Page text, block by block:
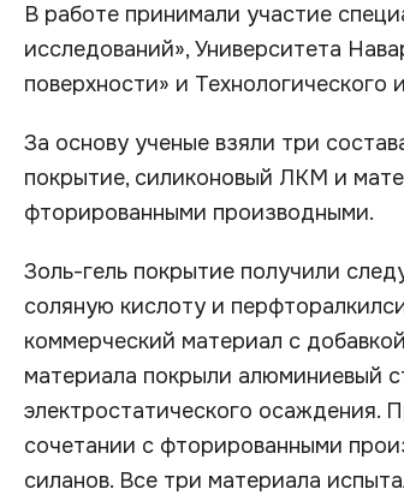
В работе принимали участие
исследований», Университета
поверхности» и Технологического
За основу ученые взяли три
покрытие, силиконовый ЛКМ и
фторированными производными.
Золь-гель покрытие получили
соляную кислоту и
коммерческий материал с
материала покрыли алюминиевый
электростатического осаждения.
сочетании с фторированными
силанов. Все три материала